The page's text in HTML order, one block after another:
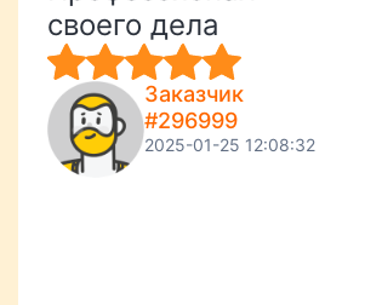
своего дела
Заказчик
#296999
2025-01-25 12:08:32